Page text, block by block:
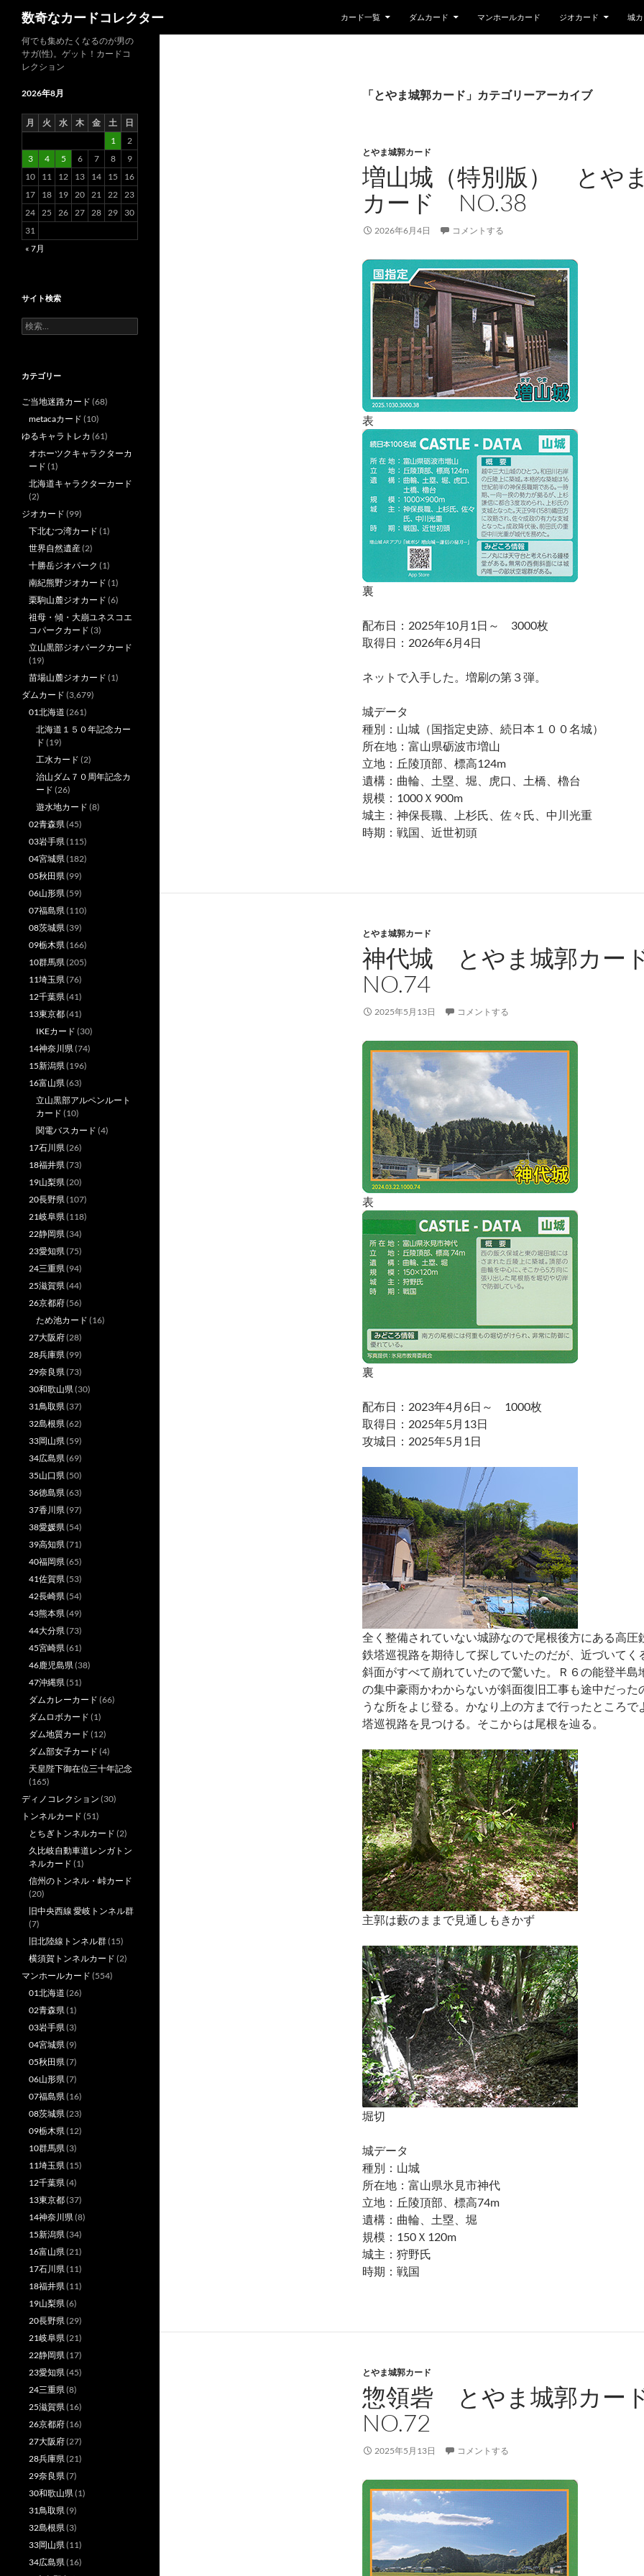
数奇なカードコレクター カード一覧 ダムカード マンホールカード ジオカード 城
「とやま城郭カード」カテゴリーアーカイブ
とやま城郭カード
増山城（特別版） とや
カード NO.38
2026年6月4日 コメントする
表
裏
配布日：2025年10月1日～ 3000枚
取得日：2026年6月4日
ネットで入手した。増刷の第３弾。
城データ
種別：山城（国指定史跡、続日本１００名城）
所在地：富山県砺波市増山
立地：丘陵頂部、標高124m
遺構：曲輪、土塁、堀、虎口、土橋、櫓台
規模：1000Ｘ900m
城主：神保長職、上杉氏、佐々氏、中川光重
時期：戦国、近世初頭
とやま城郭カード
神代城 とやま城郭カ
NO.74
2025年5月13日 コメントする
表
裏
配布日：2023年4月6日～ 1000枚
取得日：2025年5月13日
攻城日：2025年5月1日
全く整備されていない城跡なので尾根後方にある高圧
鉄塔巡視路を期待して探していたのだが、近づいてく
斜面がすべて崩れていたので驚いた。Ｒ６の能登半島
の集中豪雨かわからないが斜面復旧工事も途中だった
うな所をよじ登る。かなり上の方まで行ったところで
塔巡視路を見つける。そこからは尾根を辿る。
主郭は藪のままで見通しもきかず
堀切
城データ
種別：山城
所在地：富山県氷見市神代
立地：丘陵頂部、標高74m
遺構：曲輪、土塁、堀
規模：150Ｘ120m
城主：狩野氏
時期：戦国
とやま城郭カード
惣領砦 とやま城郭カ
NO.72
2025年5月13日 コメントする
何でも集めたくなるのが男の
サガ(性)。ゲット！カードコ
レクション
2026年8月
月 火 水 木 金 土
日
1
2
3
4 5 6 7 8
9
10
11 12 13 14 15
16
17
18 19 20 21 22 23
24 25 26 27 28 29
30
31
« 7月
サイト検索
検
索:
カテゴリー
ご当地迷路カード (68)
metacaカード (10)
ゆるキャラトレカ (61)
オホーツクキャラクターカ
ード (1)
北海道キャラクターカード
(2)
ジオカード (99)
下北むつ湾カード (1)
世界自然遺産(2)
十勝岳ジオパーク (1)
南紀熊野ジオカード (1)
栗駒山麓ジオカード (6)
祖母・傾・大崩ユネスコエ
コパークカード (3)
立山黒部ジオパークカード
(19)
苗場山麓ジオカード (1)
ダムカード (3,679)
01北海道 (261)
北海道１５０年記念カー
ド (19)
工水カード (2)
治山ダム７０周年記念カ
ード (26)
遊水地カード (8)
02青森県(45)
03岩手県(115)
04宮城県(182)
05秋田県(99)
06山形県(59)
07福島県(110)
08茨城県(39)
09栃木県(166)
10群馬県(205)
11埼玉県(76)
12千葉県(41)
13東京都(41)
IKEカード (30)
14神奈川県(74)
15新潟県(196)
16富山県(63)
立山黒部アルペンルート
カード (10)
関電バスカード (4)
17石川県(26)
18福井県(73)
19山梨県(20)
20長野県(107)
21岐阜県(118)
22静岡県(34)
23愛知県(75)
24三重県(94)
25滋賀県(44)
26京都府(56)
ため池カード (16)
27大阪府(28)
28兵庫県(99)
29奈良県(73)
30和歌山県(30)
31鳥取県(37)
32島根県(62)
33岡山県(59)
34広島県(69)
35山口県(50)
36徳島県(63)
37香川県(97)
38愛媛県(54)
39高知県(71)
40福岡県(65)
41佐賀県(53)
42長崎県(54)
43熊本県(49)
44大分県(73)
45宮崎県(61)
46鹿児島県(38)
47沖縄県(51)
ダムカレーカード (66)
ダムロボカード (1)
ダム地質カード (12)
ダム部女子カード (4)
天皇陛下御在位三十年記念
(165)
ディノコレクション (30)
トンネルカード (51)
とちぎトンネルカード (2)
久比岐自動車道レンガトン
ネルカード (1)
信州のトンネル・峠カード
(20)
旧中央西線 愛岐トンネル群
(7)
旧北陸線トンネル群(15)
横須賀トンネルカード (2)
マンホールカード (554)
01北海道 (26)
02青森県(1)
03岩手県(3)
04宮城県(9)
05秋田県(7)
06山形県(7)
07福島県(16)
08茨城県(23)
09栃木県(12)
10群馬県(3)
11埼玉県(15)
12千葉県(4)
13東京都(37)
14神奈川県(8)
15新潟県(34)
16富山県(21)
17石川県(11)
18福井県(11)
19山梨県(6)
20長野県(29)
21岐阜県(21)
22静岡県(17)
23愛知県(45)
24三重県(8)
25滋賀県(16)
26京都府(16)
27大阪府(27)
28兵庫県(21)
29奈良県(7)
30和歌山県(1)
31鳥取県(9)
32島根県(3)
33岡山県(11)
34広島県(16)